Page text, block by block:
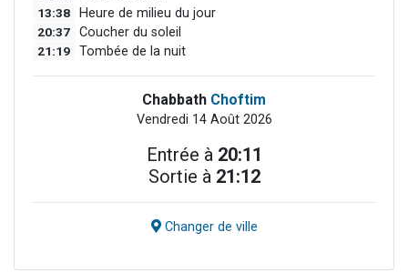
13:38 Heure de milieu du jour
20:37 Coucher du soleil
21:19 Tombée de la nuit
Chabbath Choftim
Vendredi 14 Août 2026
Entrée à 20:11
Sortie à 21:12
Changer de ville